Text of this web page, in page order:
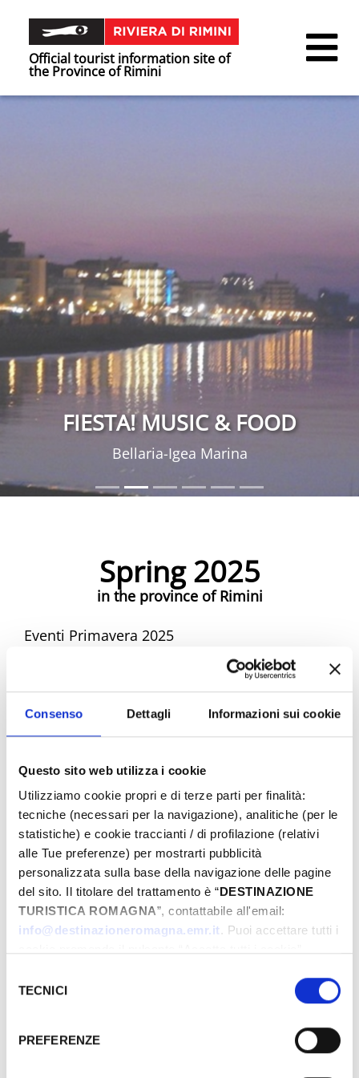
Consenso Dettagli Informazioni sui cookie
Questo sito web utilizza i cookie
Utilizziamo cookie propri e di terze parti per finalità:
tecniche (necessari per la navigazione), analitiche (per le
statistiche) e cookie traccianti / di profilazione (relativi
alle Tue preferenze) per mostrarti pubblicità
personalizzata sulla base della navigazione delle pagine
del sito. Il titolare del trattamento è “DESTINAZIONE
TURISTICA ROMAGNA”, contattabile all'email:
info@destinazioneromagna.emr.it. Puoi accettare tutti i
gestire le tue preferenze facendo clic su “Personalizza”.
Qualora acconsenti a tutti i cookie i Tuoi dati potranno
attualmente non fornisce garanzie idonee per il
delTECNICI
PREFERENZE
Official tourist information site of
the Province of Rimini
FIESTA! MUSIC & FOOD
Bellaria-Igea Marina
Spring 2025
in the province of Rimini
Eventi Primavera 2025
Spring Riviera Rimini Events
To
City
Types